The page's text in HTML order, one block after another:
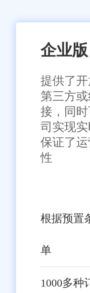
合清关要求
文、俄语等
太原主要跨
机械配件企
订单清关时
天，因面单
延误率从 18% 降
信息标注，
与目的地自
步标注在面
针对跨境
单，旺店通
税仓库存实
型自动选择
发货。某太
能，将保税
撑。
例，充分印
均提升
企业版
提供了
第三方
接，同
司实现实
保证了
性
根据预置
单
1000多种